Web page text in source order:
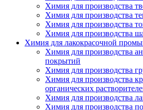
Химия для производства
Химия для производства
Химия для производства
Химия для производства
Химия для лакокрасочной
Химия для производства
покрытий
Химия для производства
Химия для производства
органических
Химия для производства
Химия для производства